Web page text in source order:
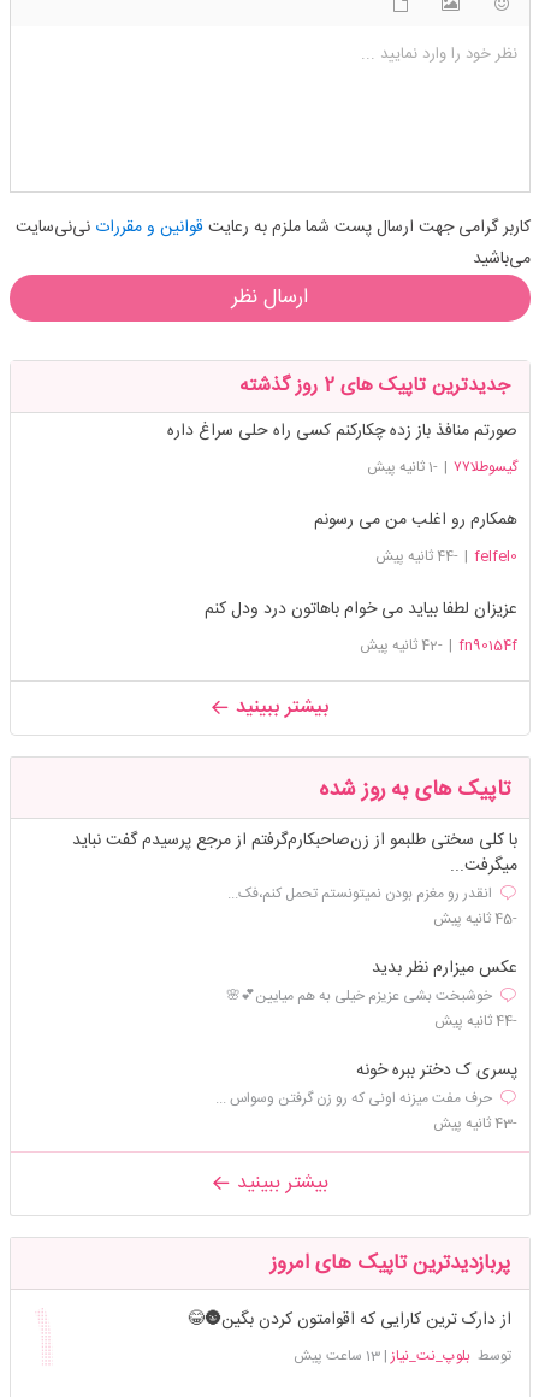
نظر خود را وارد نمایید ...
کاربر گرامی جهت ارسال پست شما ملزم به رعایت قوانین و مقرراتنی‌نی‌سایت
می‌باشید
ارسال نظر
جدیدترین تاپیک های 2 روز گذشته
صورتم منافذ باز زده چکارکنم کسی راه حلی سراغ داره
گیسوطلا۷۷ | -1 ثانیه پیش
همکارم رو اغلب من می رسونم
felfel0
| -44 ثانیه پیش
عزیزان لطفا بیاید می خوام باهاتون درد و‌دل کنم
fn90154f
| -42 ثانیه پیش
بیشتر ببینید
تاپیک های به روز شده
با کلی سختی طلبمو از زن‌صاحبکارم‌گرفتم از مرجع پرسیدم گفت نباید
میگرفت...
انقدر رو مغزم بودن نمیتونستم تحمل کنم،فک...
-45 ثانیه پیش
عکس میزارم نظر بدید
خوشبخت بشی عزیزم خیلی به هم میایین💕🌸
-44 ثانیه پیش
پسری ک دختر ببره خونه
حرف مفت میزنه اونی که رو زن گرفتن وسواس ...
-43 ثانیه پیش
بیشتر ببینید
پربازدیدترین تاپیک های امروز
از دارک ترین کارایی که اقوامتون کردن بگین🌚😂
توسطبلوپ_نت_نیاز |13 ساعت پیش